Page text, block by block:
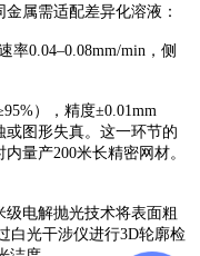
属需适配差异化溶液：
率0.04–0.08mm/min，侧
），精度±0.01mm
图形失真。这一环节的
内量产200米长精密网材。
电解抛光技术将表面粗
白光干涉仪进行3D轮廓检